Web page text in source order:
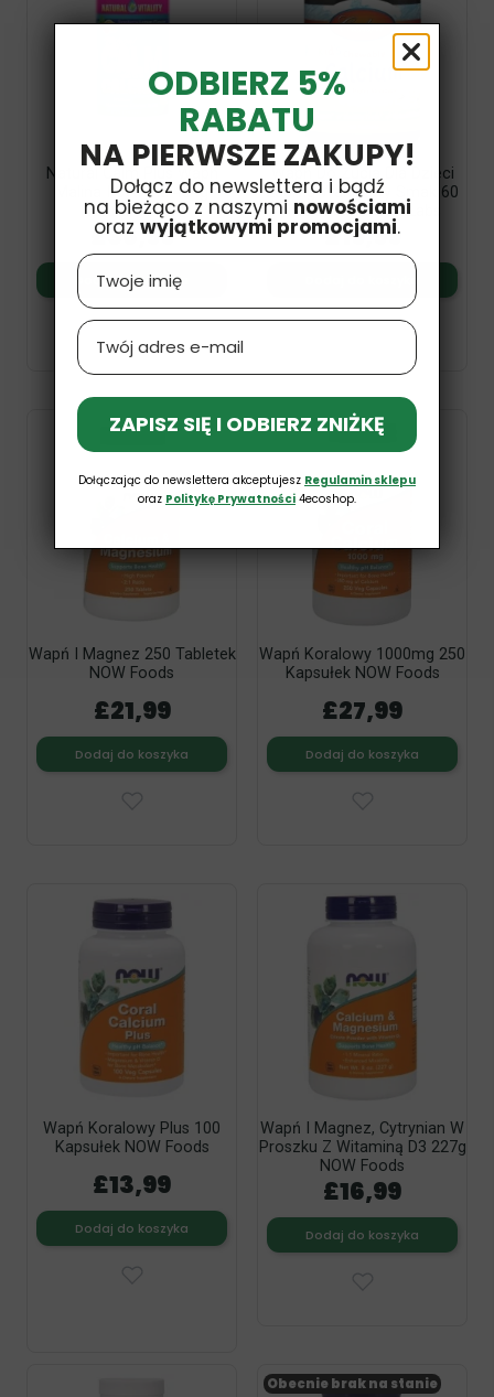
Natural Calm Plus Wapń
Malina I Cytryna 454g
Natural Vitality
£36,99
Dodaj do koszyka
Wapń Do Żucia Dla Dzieci
250mg Waniliowy Smak 60
Tabletek Carlson Labs
£19,99
Wapń I Magnez 250 Tabletek
NOW Foods
£21,99
Dodaj do koszyka
Wapń Koralowy 1000mg 250
Kapsułek NOW Foods
£27,99
Dodaj do koszyka
Wapń Koralowy Plus 100
Kapsułek NOW Foods
£13,99
Dodaj do koszyka
Wapń I Magnez, Cytrynian W
Proszku Z Witaminą D3 227g
NOW Foods
£16,99
Dodaj do koszyka
Obecnie brak na stanie
ODBIERZ 5%
RABATU
NA PIERWSZE ZAKUPY!
Dołącz do newslettera i bądź
na bieżąco z naszymi nowościami
oraz wyjątkowymi promocjami.
Name
Email
ZAPISZ SIĘ I ODBIERZ ZNIŻKĘ
Dołączając do newslettera akceptujesz Regulamin sklepu
oraz Politykę Prywatności 4ecoshop.